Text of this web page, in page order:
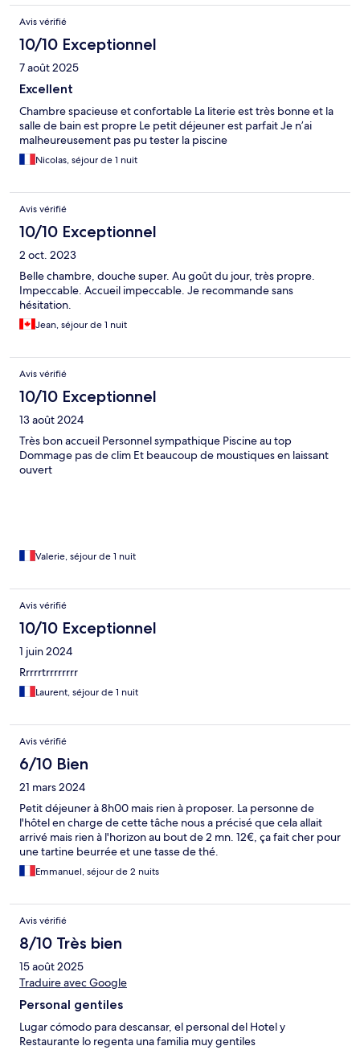
Avis vérifié
10/10 Exceptionnel
7 août 2025
Excellent
Chambre spacieuse et confortable La literie est très bonne et la
salle de bain est propre Le petit déjeuner est parfait Je n’ai
malheureusement pas pu tester la piscine
Nicolas, séjour de 1 nuit
Avis vérifié
10/10 Exceptionnel
2 oct. 2023
Belle chambre, douche super. Au goût du jour, très propre.
Impeccable. Accueil impeccable. Je recommande sans
hésitation.
Jean, séjour de 1 nuit
Avis vérifié
10/10 Exceptionnel
13 août 2024
Très bon accueil Personnel sympathique Piscine au top
Dommage pas de clim Et beaucoup de moustiques en laissant
ouvert
Valerie, séjour de 1 nuit
Avis vérifié
10/10 Exceptionnel
1 juin 2024
Rrrrrtrrrrrrrr
Laurent, séjour de 1 nuit
Avis vérifié
6/10 Bien
21 mars 2024
Petit déjeuner à 8h00 mais rien à proposer. La personne de
l'hôtel en charge de cette tâche nous a précisé que cela allait
arrivé mais rien à l'horizon au bout de 2 mn. 12€, ça fait cher pour
une tartine beurrée et une tasse de thé.
Emmanuel, séjour de 2 nuits
Avis vérifié
8/10 Très bien
15 août 2025
Traduire avec Google
Personal gentiles
Lugar cómodo para descansar, el personal del Hotel y
Restaurante lo regenta una familia muy gentiles